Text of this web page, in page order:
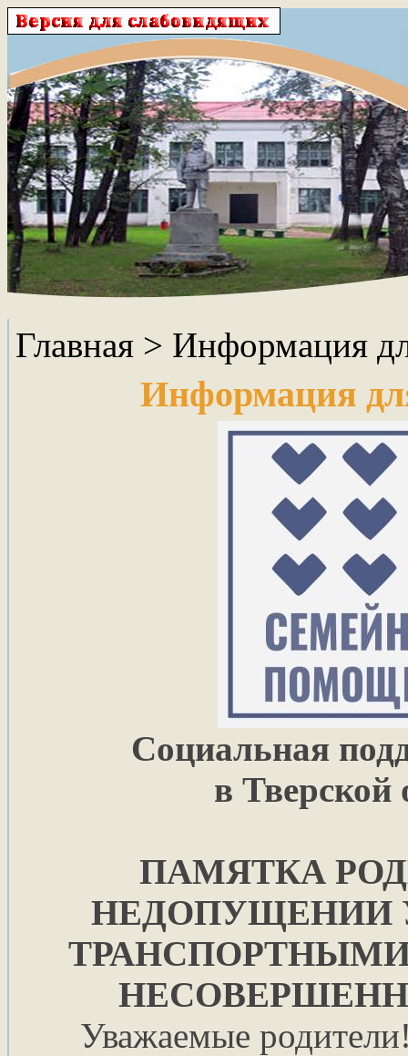
Главная > Информация
Информация
Социальная
в Тверской
ПАМЯТКА
НЕДОПУЩЕНИИ
Уважаемые